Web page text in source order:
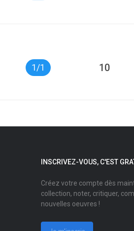
1/1 10
INSCRIVEZ-VOUS, C'EST
Créez votre compte dès
collection, noter, critiquer,
nouvelles oeuvres !